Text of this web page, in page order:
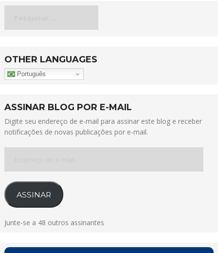
OTHER LANGUAGES
Português
ASSINAR BLOG POR E-MAIL
Digite seu endereço de e-mail para assinar este blog e receber
notificações de novas publicações por e-mail.
e-
mail
ASSINAR
Junte-se a 48 outros assinantes